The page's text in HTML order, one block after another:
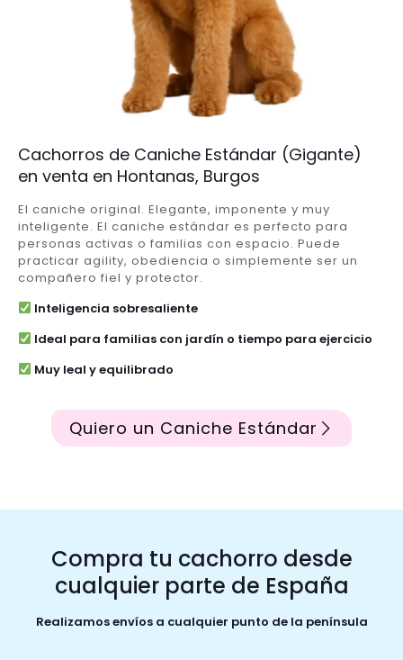
Cachorros de Caniche Estándar (Gigante)
en venta en Hontanas, Burgos
El caniche original. Elegante, imponente y muy
inteligente. El caniche estándar es perfecto para
personas activas o familias con espacio. Puede
practicar agility, obediencia o simplemente ser un
compañero fiel y protector.
Inteligencia sobresaliente
Ideal para familias con jardín o tiempo para ejercicio
Muy leal y equilibrado
Quiero un Caniche Estándar
Compra tu cachorro desde
cualquier parte de España
Realizamos envíos a cualquier punto de la península